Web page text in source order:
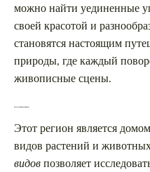
можно найти уединенные
своей красотой и
становятся настоящим
природы, где каждый
живописные сцены.
Богатство флоры и фауны
Этот регион является
видов растений и
видовпозволяет